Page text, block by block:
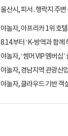
울산시, 피서․행락지 주
8.14.부터 ‘K-방역과 함께